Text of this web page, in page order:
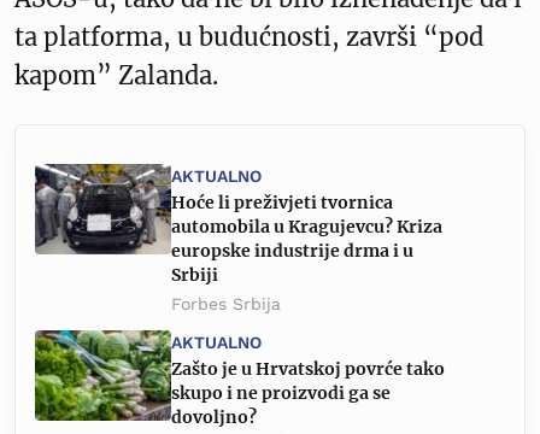
ta platforma, u budućnosti, završi “pod
kapom” Zalanda.
AKTUALNO
Hoće li preživjeti tvornica
automobila u Kragujevcu? Kriza
europske industrije drma i u
Srbiji
Forbes Srbija
AKTUALNO
Zašto je u Hrvatskoj povrće tako
skupo i ne proizvodi ga se
dovoljno?